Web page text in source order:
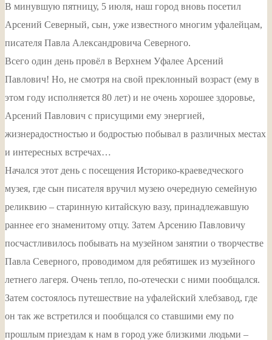
В минувшую пятницу, 5 июля, наш город вновь посетил
Арсений Северный, сын, уже известного многим уфалейцам,
писателя Павла Александровича Северного.
Всего один день провёл в Верхнем Уфалее Арсений
Павлович! Но, не смотря на свой преклонный возраст (ему в
этом году исполняется 80 лет) и не очень хорошее здоровье,
Арсений Павлович с присущими ему энергией,
жизнерадостностью и бодростью побывал в различных местах
и интересных встречах…
Начался этот день с посещения Историко-краеведческого
музея, где сын писателя вручил музею очередную семейную
реликвию – старинную китайскую вазу, принадлежавшую
раннее его знаменитому отцу. Затем Арсению Павловичу
посчастливилось побывать на музейном занятии о творчестве
Павла Северного, проводимом для ребятишек из музейного
летнего лагеря. Очень тепло, по-отечески с ними пообщался.
Затем состоялось путешествие на уфалейский хлебзавод, где
он так же встретился и пообщался со ставшими ему по
прошлым приездам к нам в город уже близкими людьми –